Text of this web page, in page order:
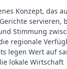
Konzept, das
servieren,
Stimmung
regionale
legen Wert auf
lokale Wirtschaft